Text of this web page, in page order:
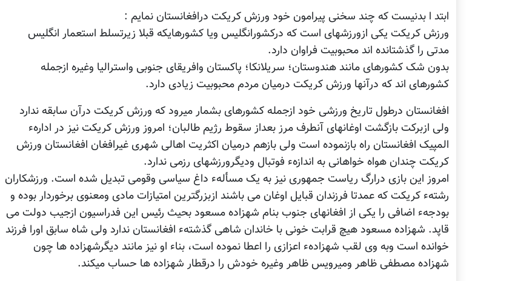
ابتد ا بدنیست که چند سخنی پیرامون خود ورزش کریکت درافغانستان نمایم :
ورزش کریکت یکی ازورزشهای است که درکشورانگلیس ویا کشورهایکه قبلا زیرتسلط استعمار انگلیس
مدتی را گذشتانده اند محبوبیت فراوان دارد.
بدون شک کشورهای مانند هندوستان؛ سریلانکا؛ پاکستان وافریقای جنوبی واسترالیا وغیره ازجمله
کشورهای اند که درآنها ورزش کریکت درمیان مردم محبوبیت زیادی دارد.
افغانستان درطول تاریخ ورزشی خود ازجمله کشورهای بشمار میرود که ورزش کریکت درآن سابقه ندارد
ولی ازبرکت بازگشت اوغانهای آنطرف مرز بعداز سقوط رژیم طالبان؛ امروز ورزش کریکت نیز در ادارهء
المپیک افغانستان راه بازنموده است ولی بازهم درمیان اکثریت اهالی شهری غیرافغان افغانستان ورزش
کریکت چندان هواه خواهانی به اندازهء فوتبال ودیگرورزشهای رزمی ندارد.
امروز این بازی درارگ ریاست جمهوری نیز به یک مسألهء داغ سیاسی وقومی تبدیل شده است. ورزشکاران
رشتهء کریکت که عمدتا فرزندان قبایل اوغان می باشند ازبزرگترین امتیازات مادی ومعنوی برخوردار بوده و
بودجهء اضافی را یکی از افغانهای جنوب بنام شهزاده مسعود بحیث رئیس این فدراسیون ازجیب دولت می
قاپد. شهزاده مسعود هیچ قرابت خونی با خاندان شاهی گذشتهء افغانستان ندارد ولی شاه سابق اورا فرزند
خوانده است وبه وی لقب شهزادهء اعزازی را اعطا نموده است، بناء او نیز مانند دیگرشهزاده ها چون
شهزاده مصطفی ظاهر ومیرویس ظاهر وغیره خودش را درقطار شهزاده ها حساب میکند.